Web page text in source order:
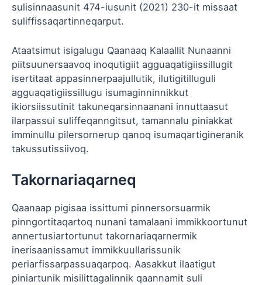
sulisinnaasunit 474-iusunit (2021) 230-it missaat
suliffissaqartinneqarput.
Ataatsimut isigalugu Qaanaaq Kalaallit Nunaanni
piitsuunersaavoq inoqutigiit agguaqatigiissillugit
isertitaat appasinnerpaajullutik, ilutigitilluguli
agguaqatigiissillugu isumaginninnikkut
ikiorsiissutinit takuneqarsinnaanani innuttaasut
ilarpassui suliffeqanngitsut, tamannalu piniakkat
imminullu pilersornerup qanoq isumaqartigineranik
takussutissiivoq.
Takornariaqarneq
Qaanaap pigisaa issittumi pinnersorsuarmik
pinngortitaqartoq nunani tamalaani immikkoortunut
annertusiartortunut takornariaqarnermik
inerisaanissamut immikkuullarissunik
periarfissarpassuaqarpoq. Aasakkut ilaatigut
piniartunik misilittagalinnik qaannamit suli